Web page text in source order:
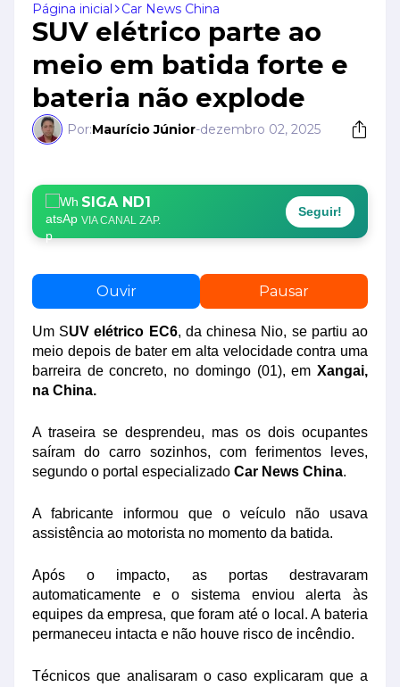
Página inicial Car News China
SUV elétrico parte ao
meio em batida forte e
bateria não explode
Por:Maurício Júnior-dezembro 02, 2025
SIGA ND1
VIA CANAL ZAP.
Seguir!
Ouvir Pausar
Um SUV elétrico EC6, da chinesa Nio, se partiu ao
meio depois de bater em alta velocidade contra uma
barreira de concreto, no domingo (01), em Xangai,
na China.
A traseira se desprendeu, mas os dois ocupantes
saíram do carro sozinhos, com ferimentos leves,
segundo o portal especializado Car News China.
A fabricante informou que o veículo não usava
assistência ao motorista no momento da batida.
Após o impacto, as portas destravaram
automaticamente e o sistema enviou alerta às
equipes da empresa, que foram até o local. A bateria
permaneceu intacta e não houve risco de incêndio.
Técnicos que analisaram o caso explicaram que a